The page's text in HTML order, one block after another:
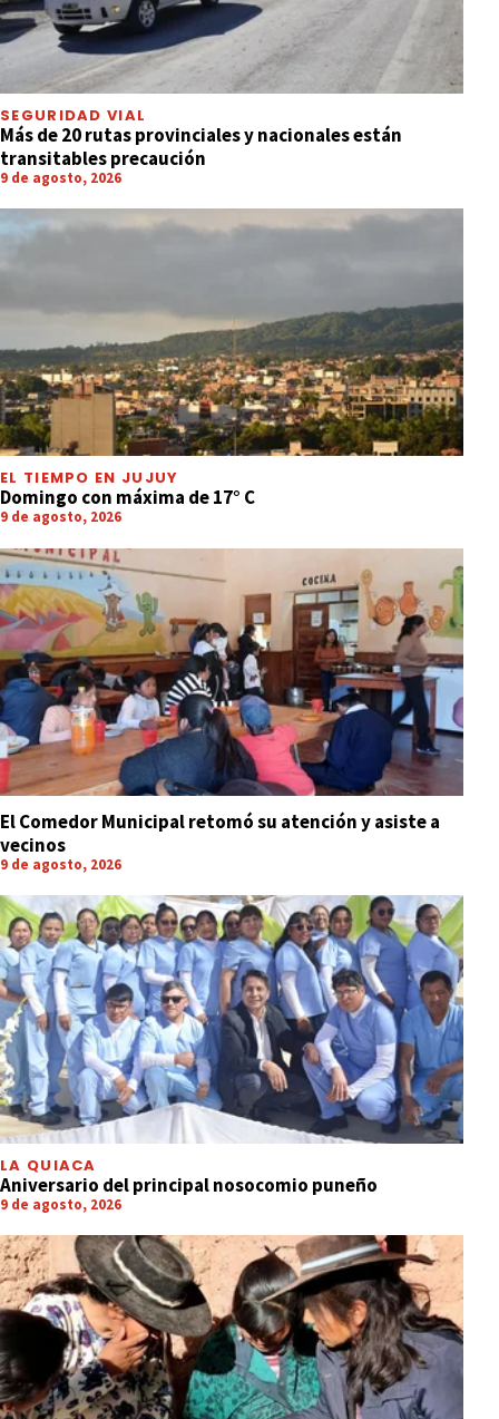
SEGURIDAD VIAL
Más de 20 rutas provinciales y nacionales están
transitables precaución
9 de agosto, 2026
EL TIEMPO EN JUJUY
Domingo con máxima de 17° C
9 de agosto, 2026
El Comedor Municipal retomó su atención y asiste a
vecinos
9 de agosto, 2026
LA QUIACA
Aniversario del principal nosocomio puneño
9 de agosto, 2026